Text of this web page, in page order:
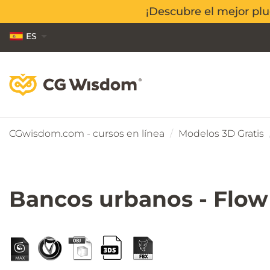
¡Descubre el mejor
¡Descubre el mejor
ES
EN
CGwisdom.com - cursos en línea Modelos 3D Gratis
Bancos urbanos - Flow